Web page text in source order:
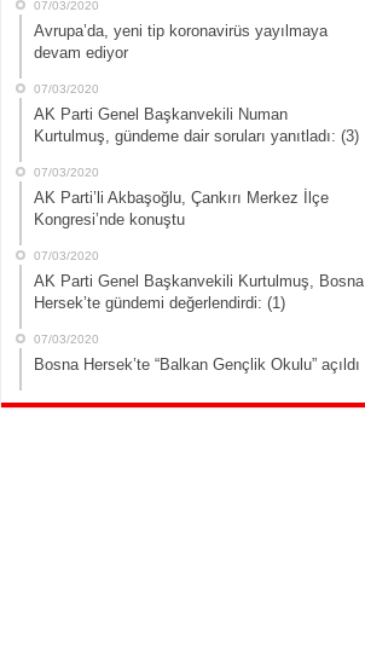
07/03/2020
Avrupa’da, yeni tip koronavirüs yayılmaya
devam ediyor
07/03/2020
AK Parti Genel Başkanvekili Numan
Kurtulmuş, gündeme dair soruları yanıtladı: (3)
07/03/2020
AK Parti’li Akbaşoğlu, Çankırı Merkez İlçe
Kongresi’nde konuştu
07/03/2020
AK Parti Genel Başkanvekili Kurtulmuş, Bosna
Hersek’te gündemi değerlendirdi: (1)
07/03/2020
Bosna Hersek’te “Balkan Gençlik Okulu” açıldı